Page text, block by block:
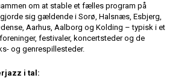
om at stable et fælles program på
sig gældende i Sorø, Halsnæs, Esbjerg,
Aarhus, Aalborg og Kolding – typisk i et
festivaler, koncertsteder og de
og genrespillesteder.
i tal: